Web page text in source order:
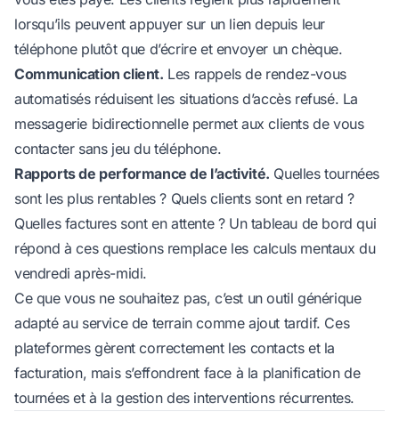
lorsqu’ils peuvent appuyer sur un lien depuis leur
téléphone plutôt que d’écrire et envoyer un chèque.
Communication client. Les rappels de rendez-vous
automatisés réduisent les situations d’accès refusé. La
messagerie bidirectionnelle permet aux clients de vous
contacter sans jeu du téléphone.
Rapports de performance de l’activité. Quelles tournées
sont les plus rentables ? Quels clients sont en retard ?
Quelles factures sont en attente ? Un tableau de bord qui
répond à ces questions remplace les calculs mentaux du
vendredi après-midi.
Ce que vous ne souhaitez pas, c’est un outil générique
adapté au service de terrain comme ajout tardif. Ces
plateformes gèrent correctement les contacts et la
facturation, mais s’effondrent face à la planification de
tournées et à la gestion des interventions récurrentes.